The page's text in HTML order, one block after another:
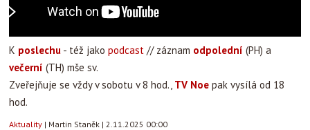
K poslechu - též jako podcast // záznam odpolední (PH) a
večerní (TH) mše sv.
Zveřejňuje se vždy v sobotu v 8 hod., TV Noe pak vysílá od 18
hod.
Aktuality | Martin Staněk | 2.11.2025 00:00